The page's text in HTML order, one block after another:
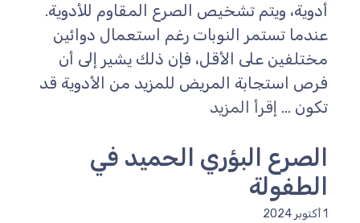
أدوية، ويتم تشخيص الصرع المقاوم للأدوية.
عندما تستمر النوبات رغم استعمال دوائين
مختلفين على الأقل، فإن ذلك يشير إلى أن
فرص استجابة المريض للمزيد من الأدوية قد
تكون ... إقرأ المزيد
الصرع البؤري الحميد في
الطفولة
1 أكتوبر 2024